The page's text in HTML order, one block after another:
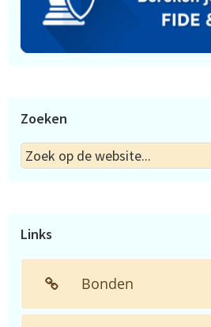
Zoeken
Zoek
op
Links
Bonden